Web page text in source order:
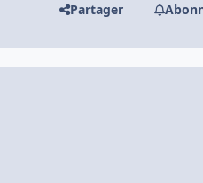
Partager